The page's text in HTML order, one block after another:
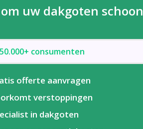
uw dakgoten schoon
consumenten
offerte aanvragen
verstoppingen
in dakgoten